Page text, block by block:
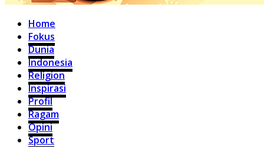
Home
Fokus
Dunia
Indonesia
Religion
Inspirasi
Profil
Ragam
Opini
Sport